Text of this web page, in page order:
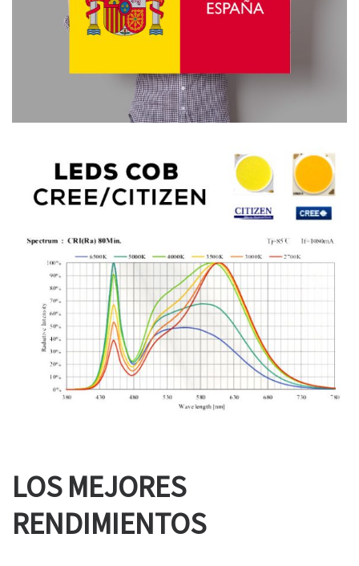
LOS MEJORES
RENDIMIENTOS